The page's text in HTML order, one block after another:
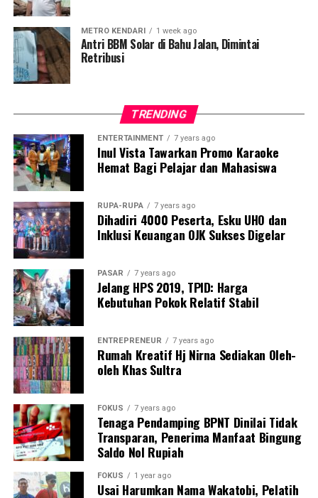
rencana pengerahan aparat penegak hukum.
“Disebutkan akan melibatkan anggota Reskrim untuk
memproses warga jika tetap membuka lahan,”
Padahal, warga Desa Tatangga dan Desa Lanowulu
mengklaim telah mengajukan proposal resmi sejak 22
Desember 2025 namun tidak mendapatkan tanggapan.
“Jangan sampai hukum hanya tajam ke bawah, tapi
tumpul ke atas,” tegas Kamarudin.
Masyarakat mendesak aparat penegak hukum
melakukan penyelidikan menyeluruh, termasuk
memeriksa Kepala Balai TN Rawa Aopa Watumohai,
Yarman, serta Kepala Seksi SPTN II, Aris. Keduanya
dinilai perlu diperiksa untuk mengungkap dugaan
kejahatan atau potensi keterlibatan dalam masifnya
aktivitas ilegal tersebut.
Rangkaian aktivitas perusakan hutan ini dinilai
melanggar Undang-Undang Nomor 18 Tahun 2013
tentang Pencegahan dan Pemberantasan Perusakan
Hutan, dengan ancaman pidana hingga 15 tahun
penjara dan denda maksimal Rp100 miliar.
Menanggapi tudingan tersebut, Kepala Seksi SPTN II
METRO KENDARI 1 week ago
Antri BBM Solar di Bahu Jalan, Dimintai
Retribusi
TRENDING
ENTERTAINMENT 7 years ago
Inul Vista Tawarkan Promo Karaoke
Hemat Bagi Pelajar dan Mahasiswa
RUPA-RUPA 7 years ago
Dihadiri 4000 Peserta, Esku UHO dan
Inklusi Keuangan OJK Sukses Digelar
PASAR 7 years ago
Jelang HPS 2019, TPID: Harga
Kebutuhan Pokok Relatif Stabil
ENTREPRENEUR 7 years ago
Rumah Kreatif Hj Nirna Sediakan Oleh-
oleh Khas Sultra
FOKUS 7 years ago
Tenaga Pendamping BPNT Dinilai Tidak
Transparan, Penerima Manfaat Bingung
Saldo Nol Rupiah
FOKUS 1 year ago
Usai Harumkan Nama Wakatobi, Pelatih